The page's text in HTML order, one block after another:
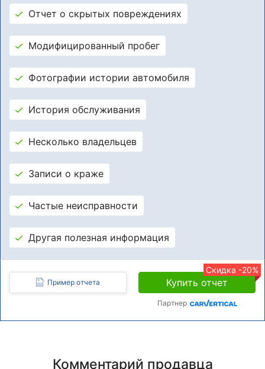
Отчет о скрытых повреждениях
Модифицированный пробег
Фотографии истории автомобиля
История обслуживания
Несколько владельцев
Записи о краже
Частые неисправности
Другая полезная информация
Пример отчета
Скидка -20%
Купить отчет
Партнер
Комментарий продавца